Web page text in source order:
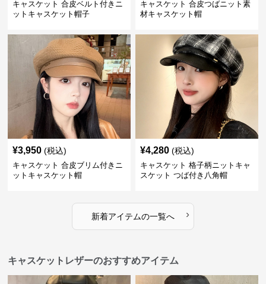
キャスケット 合皮ベルト付きニ
ットキャスケット帽子
キャスケット 合皮つばニット素
材キャスケット帽
¥3,950 (税込)
キャスケット 合皮ブリム付きニ
ットキャスケット帽
¥4,280 (税込)
キャスケット 格子柄ニットキャ
スケット つば付き八角帽
新着アイテムの一覧へ ›
キャスケットレザーのおすすめアイテム